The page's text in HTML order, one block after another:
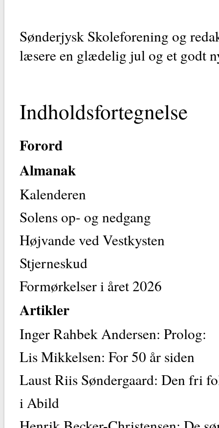
Sønderjysk Skoleforening og
læsere en glædelig jul og et godt
Indholdsfortegnelse
Forord
Almanak
Kalenderen
Solens op- og nedgang
Højvande ved Vestkysten
Stjerneskud
Formørkelser i året 2026
Artikler
Inger Rahbek Andersen: Prolog:
Lis Mikkelsen: For 50 år siden
Laust Riis Søndergaard: Den fri
i Abild